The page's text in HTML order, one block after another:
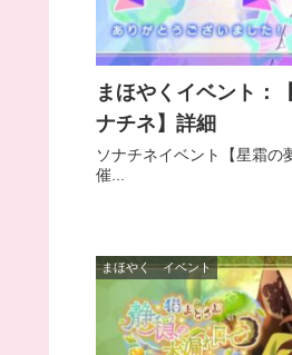
まほやくイベント：
ナチネ】詳細
ソナチネイベント【星霜の
催...
まほやく イベント